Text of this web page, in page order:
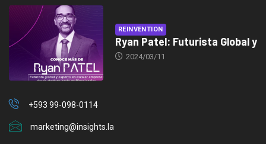
REINVENTION
Ryan Patel: Futurista Global y
2024/03/11
+593 99-098-0114
marketing@insights.la